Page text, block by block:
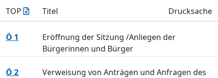
TOP Titel Drucksache
Ö 1
Eröffnung der Sitzung /Anliegen der
Bürgerinnen und Bürger
Ö 2
Verweisung von Anträgen und Anfragen des